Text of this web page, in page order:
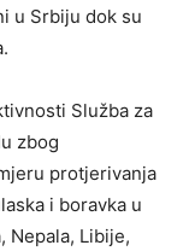
u Srbiju dok su
Služba za
zbog
protjerivanja
i boravka u
Nepala, Libije,